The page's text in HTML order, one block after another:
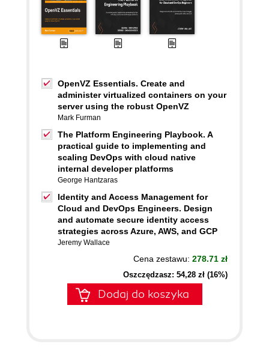
OpenVZ Essentials. Create and
administer virtualized containers on your
server using the robust OpenVZ
Mark Furman
The Platform Engineering Playbook. A
practical guide to implementing and
scaling DevOps with cloud native
internal developer platforms
George Hantzaras
Identity and Access Management for
Cloud and DevOps Engineers. Design
and automate secure identity access
strategies across Azure, AWS, and GCP
Jeremy Wallace
Cena zestawu: 278.71 zł
Oszczędzasz: 54,28 zł (16%)
Dodaj do koszyka